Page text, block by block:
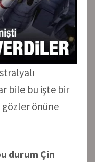
bile bu işte bir
gözler önüne
durum Çin